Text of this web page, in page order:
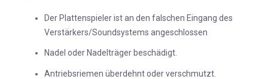
Der Plattenspieler ist an den falschen Eingang des
Verstärkers/Soundsystems angeschlossen
Nadel oder Nadelträger beschädigt.
Antriebsriemen überdehnt oder verschmutzt.